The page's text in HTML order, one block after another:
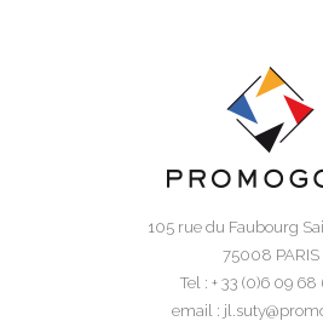
105 rue du Faubourg
75008 PARIS
Tel : + 33 (0)6 09 68
email :